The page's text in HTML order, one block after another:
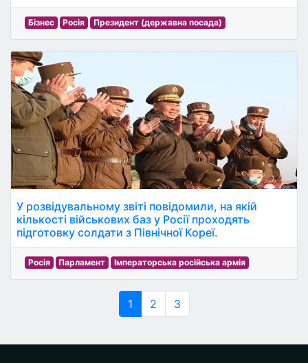
Бізнес Росія Президент (державна посада)
У розвідувальному звіті повідомили, на якій
кількості військових баз у Росії проходять
підготовку солдати з Північної Кореї.
Росія Парламент Імператорська російська армія
1 2 3